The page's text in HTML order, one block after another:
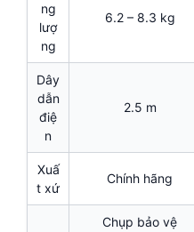
ng
lượ
ng
6.2 – 8.3 kg
Dây
dẫn
điệ
n
2.5 m
Xuấ
t xứ
Chính hãng
Chụp bảo vệ